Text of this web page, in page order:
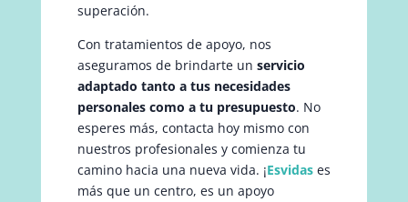
superación.
Con tratamientos de apoyo, nos
aseguramos de brindarte un servicio
adaptado tanto a tus necesidades
personales como a tu presupuesto. No
esperes más, contacta hoy mismo con
nuestros profesionales y comienza tu
camino hacia una nueva vida. ¡Esvidas es
más que un centro, es un apoyo